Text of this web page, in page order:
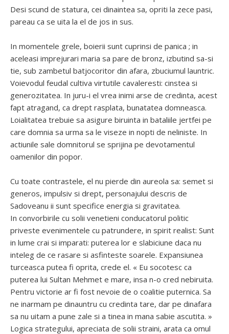
Desi scund de statura, cei dinaintea sa, opriti la zece pasi,
pareau ca se uita la el de jos in sus.
In momentele grele, boierii sunt cuprinsi de panica ; in
aceleasi imprejurari maria sa pare de bronz, izbutind sa-si
tie, sub zambetul batjocoritor din afara, zbuciumul launtric.
Voievodul feudal cultiva virtutile cavaleresti: cinstea si
generozitatea. In juru-i el vrea inimi arse de credinta, acest
fapt atragand, ca drept rasplata, bunatatea domneasca.
Loialitatea trebuie sa asigure biruinta in bataliile jertfei pe
care domnia sa urma sa le viseze in nopti de neliniste. In
actiunile sale domnitorul se sprijina pe devotamentul
oamenilor din popor.
Cu toate contrastele, el nu pierde din aureola sa: semet si
generos, impulsiv si drept, personajului descris de
Sadoveanu ii sunt specifice energia si gravitatea.
In convorbirile cu solii venetieni conducatorul politic
priveste evenimentele cu patrundere, in spirit realist: Sunt
in lume crai si imparati: puterea lor e slabiciune daca nu
inteleg de ce rasare si asfinteste soarele. Expansiunea
turceasca putea fi oprita, crede el. « Eu socotesc ca
puterea lui Sultan Mehmet e mare, insa n-o cred nebiruita.
Pentru victorie ar fi fost nevoie de o coalitie puternica. Sa
ne inarmam pe dinauntru cu credinta tare, dar pe dinafara
sa nu uitam a pune zale si a tinea in mana sabie ascutita. »
Logica strategului, apreciata de solii straini, arata ca omul